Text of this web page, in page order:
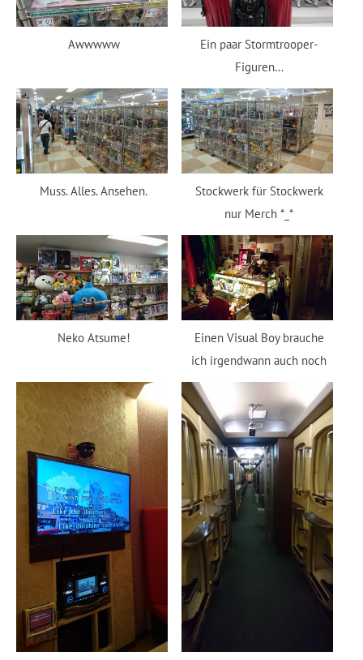
Awwwww
Ein paar Stormtrooper-
Figuren…
Muss. Alles. Ansehen.
Stockwerk für Stockwerk
nur Merch *_*
Neko Atsume!
Einen Visual Boy brauche
ich irgendwann auch noch